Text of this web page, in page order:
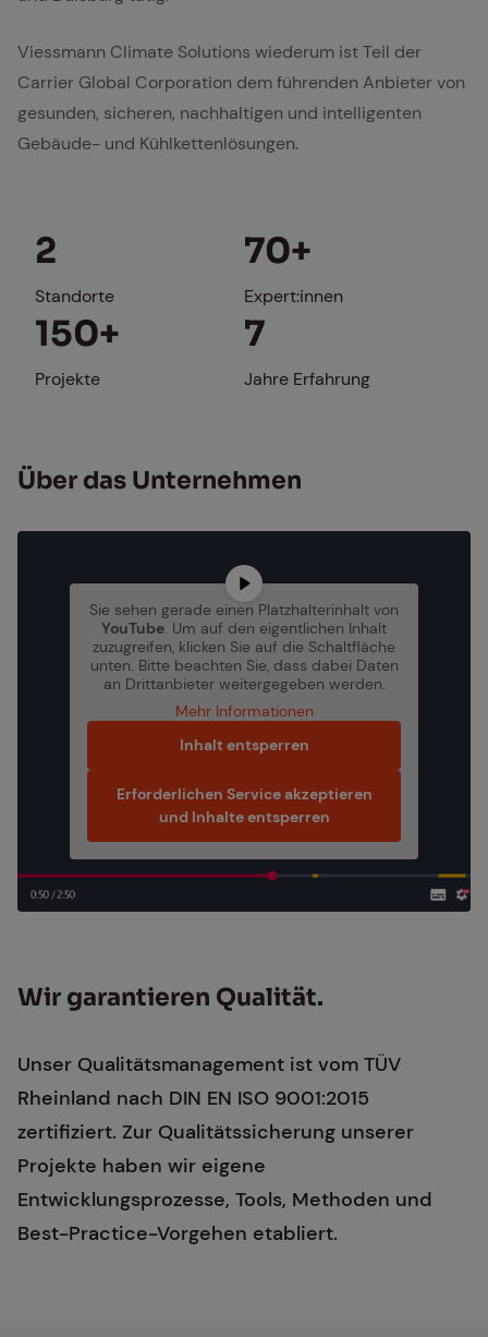
Viessmann Climate Solutions wiederum ist Teil der
Carrier Global Corporation dem führenden Anbieter von
gesunden, sicheren, nachhaltigen und intelligenten
Gebäude- und Kühlkettenlösungen.
2
Standorte
70+
Expert:innen
150+
Projekte
7
Jahre Erfahrung
Über das Un­ter­neh­men
Sie sehen gerade einen Platzhalterinhalt von
YouTube . Um auf den eigentlichen Inhalt
zuzugreifen, klicken Sie auf die Schaltfläche
unten. Bitte beachten Sie, dass dabei Daten
an Drittanbieter weitergegeben werden.
Mehr Informationen
Inhalt entsperren
Erforderlichen Service akzeptieren
und Inhalte entsperren
Wir ga­ran­tie­ren Qua­li­tät.
Unser Qualitätsmanagement ist vom TÜV
Rheinland nach DIN EN ISO 9001:2015
zertifiziert. Zur Qualitätssicherung unserer
Projekte haben wir eigene
Entwicklungsprozesse, Tools, Methoden und
Best-Practice-Vorgehen etabliert.